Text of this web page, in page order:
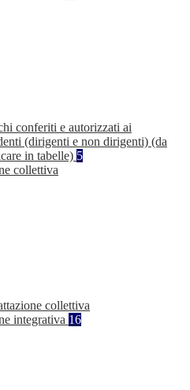
conferiti e autorizzati ai
(dirigenti e non dirigenti) (da
in tabelle) 5
collettiva
collettiva
integrativa 16